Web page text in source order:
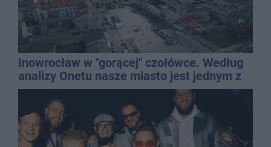
Inowrocław w "gorącej" czołówce. Według
analizy Onetu nasze miasto jest jednym z
najbardziej narażonych na upały